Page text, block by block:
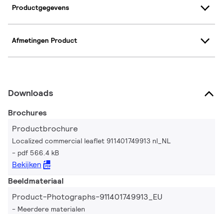
Productgegevens
Afmetingen Product
Downloads
Brochures
Productbrochure
Localized commercial leaflet 911401749913 nl_NL
pdf 566.4 kB
Bekijken
Beeldmateriaal
Product-Photographs-911401749913_EU
Meerdere materialen